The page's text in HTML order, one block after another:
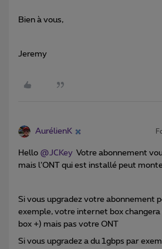
Bien à vous,
Jeremy
AurélienK
Hello @JCKey Votre abonnement
mais l’ONT qui est installé peut
Si vous upgradez votre abonnement
exemple, votre internet box
box +) mais pas votre ONT
Si vous upgradez a du 1gbps par